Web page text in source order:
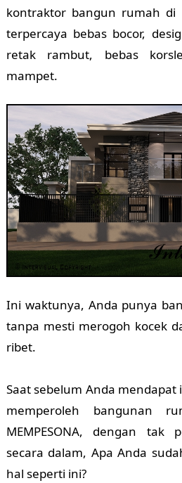
kontraktor bangun rumah di
terpercaya bebas bocor,
retak rambut, bebas
mampet.
Ini waktunya, Anda punya
tanpa mesti merogoh kocek
ribet.
Saat sebelum Anda
memperoleh bangunan
MEMPESONA, dengan tak
secara dalam, Apa Anda
hal seperti ini?